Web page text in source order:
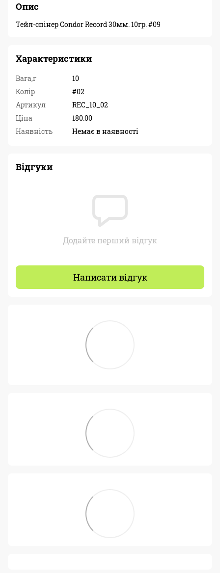
Опис
Тейл-спінер Condor Record 30мм. 10гр. #09
Характеристики
Вага,г
10
Колір
#02
Артикул
REC_10_02
Ціна
180.00
Наявність
Немає в наявності
Відгуки
Додайте перший відгук
Написати відгук